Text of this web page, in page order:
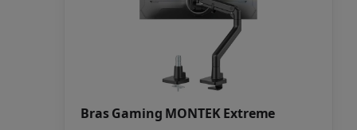
Bras Gaming MONTEK Extreme